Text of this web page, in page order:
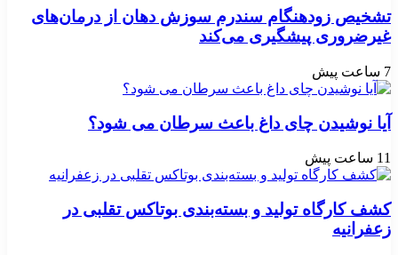
تشخیص زودهنگام سندرم سوزش دهان از درمان‌های
غیرضروری پیشگیری می‌کند
7 ساعت پیش
آیا نوشیدن چای داغ باعث سرطان می شود؟
11 ساعت پیش
کشف کارگاه تولید و بسته‌بندی بوتاکس تقلبی در
زعفرانیه